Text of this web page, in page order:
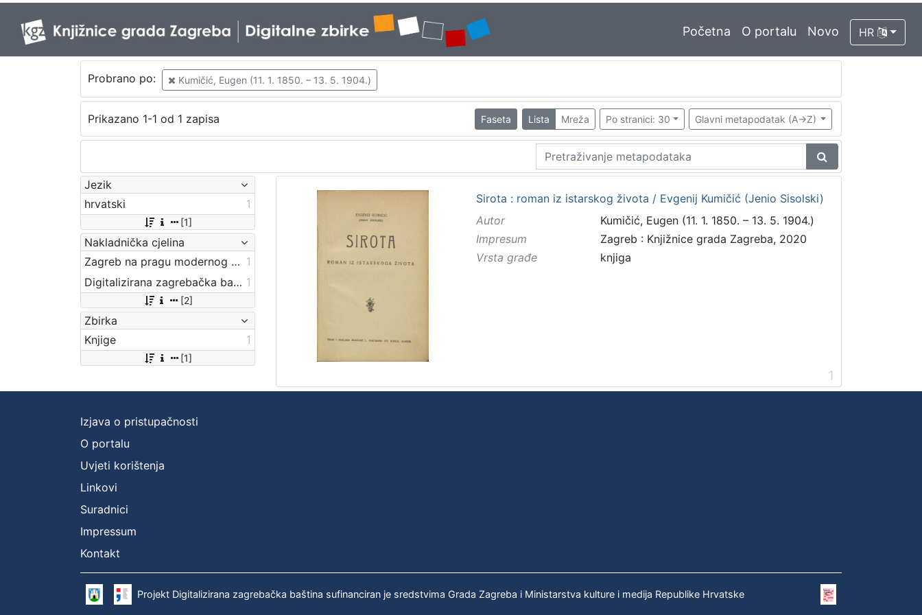
Početna O portalu Novo HR
Probrano po: Kumičić, Eugen (11. 1. 1850. – 13. 5. 1904.)
Prikazano 1-1 od 1 zapisa Faseta Lista Mreža Po stranici: 30 Glavni metapodatak (A->Z)
Jezik
hrvatski
1
[1]
Nakladnička cjelina
Zagreb na pragu modernog doba 1
Digitalizirana zagrebačka baština 1
[2]
Zbirka
Knjige
1
[1]
Sirota : roman iz istarskog života / Evgenij Kumičić (Jenio Sisolski)
Autor
Kumičić, Eugen (11. 1. 1850. – 13. 5. 1904.)
Impresum
Zagreb : Knjižnice grada Zagreba, 2020
Vrsta građe
knjiga
1
Izjava o pristupačnosti
O portalu
Uvjeti korištenja
Linkovi
Suradnici
Impressum
Kontakt
Projekt Digitalizirana zagrebačka baština sufinanciran je sredstvima Grada Zagreba i Ministarstva kulture i medija Republike Hrvatske